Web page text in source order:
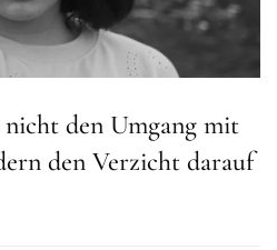
nicht den Umgang mit
den Verzicht darauf